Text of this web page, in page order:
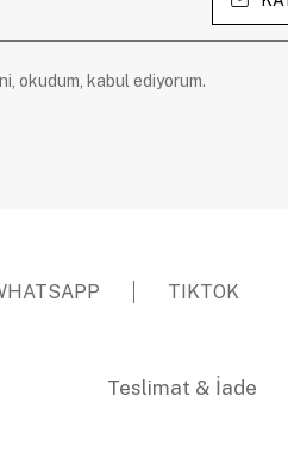
okudum, kabul ediyorum.
TIKTOK
Teslimat & İade